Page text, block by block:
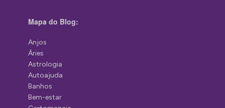
Mapa do Blog:
Anjos
Áries
Astrologia
Autoajuda
Banhos
Bem-estar